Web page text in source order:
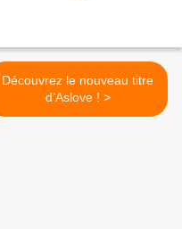
Découvrez le nouveau titre
d’Aslove ! >